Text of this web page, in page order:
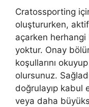
Cratossporting
oluştururken,
açarken
yoktur. Onay
koşullarını
olursunuz.
doğrulayıp kabul
veya daha